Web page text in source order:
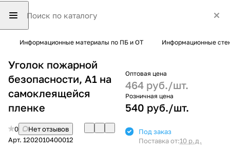
Информационные материалы по ПБ и ОТ Информационные
Уголок пожарной
безопасности, А1 на
самоклеящейся
пленке
0
Нет отзывов
Арт. 1202010400012
Оптовая цена
464 руб./шт.
Розничная цена
540 руб./шт.
Под заказ
Поставка от:10 р.д.